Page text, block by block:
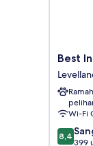
Best
Inn
Texas
Best
Wi-Fi
8.4
dari
8,4
399